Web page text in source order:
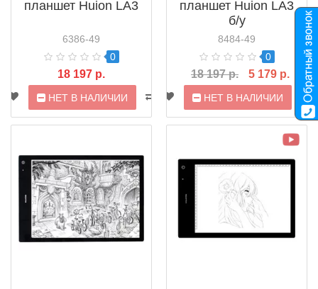
планшет Huion LA3
6386-49
0
18 197 р.
НЕТ В НАЛИЧИИ
планшет Huion LA3
б/у
8484-49
0
18 197 р. 5 179 р.
НЕТ В НАЛИЧИИ